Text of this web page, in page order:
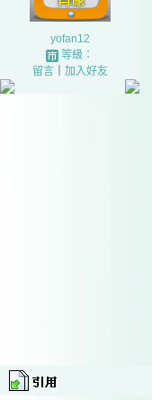
yofan12
等級：
留言｜ 加入好友